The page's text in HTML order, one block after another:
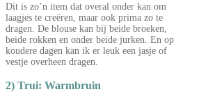
Dit is zo’n item dat overal onder kan om
laagjes te creëren, maar ook prima zo te
dragen. De blouse kan bij beide broeken,
beide rokken en onder beide jurken. En op
koudere dagen kan ik er leuk een jasje of
vestje overheen dragen.
2) Trui: Warmbruin